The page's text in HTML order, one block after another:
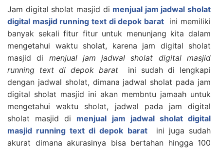
Jam digital sholat masjid di menjual jam jadwal sholat
digital masjid running text di depok barat ini memiliki
banyak sekali fitur fitur untuk menunjang kita dalam
mengetahui waktu sholat, karena jam digital sholat
masjid di menjual jam jadwal sholat digital masjid
running text di depok barat ini sudah di lengkapi
dengan jadwal sholat, dimana jadwal sholat pada jam
digital sholat masjid ini akan membntu jamaah untuk
mengetahui waktu sholat, jadwal pada jam digital
sholat masjid di menjual jam jadwal sholat digital
masjid running text di depok baratini juga sudah
akurat dimana akurasinya bisa bertahan hingga 100